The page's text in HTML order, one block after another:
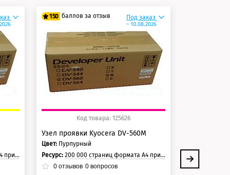
150 баллов за отзыв
150 баллов
Под заказ
~ 10.08.2026
Код товара: 125626
Узел проявки Kyocera DV-560M
Цвет: Пурпурный
Ресурс: 200 000 страниц формата А4 при 5% заполнении страницы.
0отзывов 0вопросов
Ресурс: